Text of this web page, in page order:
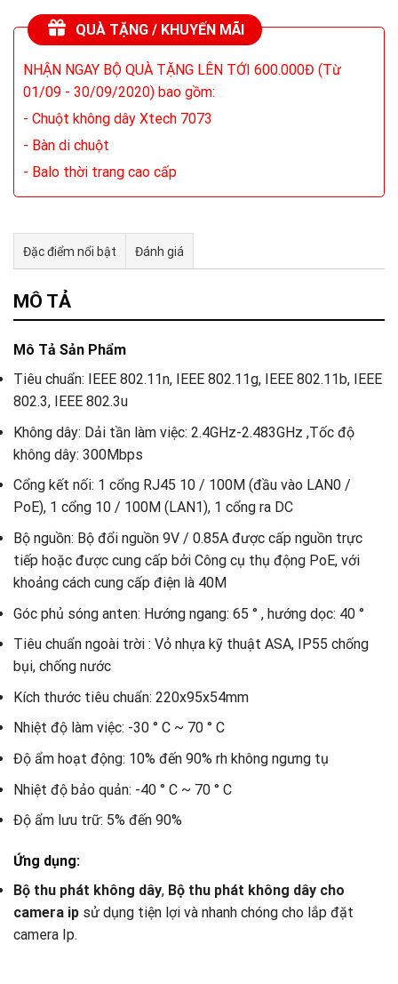
QUÀ TẶNG / KHUYẾN MÃI
NHẬN NGAY BỘ QUÀ TẶNG LÊN TỚI 600.000Đ (Từ
01/09 - 30/09/2020) bao gồm:
- Chuột không dây Xtech 7073
- Bàn di chuột
- Balo thời trang cao cấp
Đặc điểm nổi bật Đánh giá
Tư vấn & bán hàng qua Facebook
MÔ TẢ
Mô Tả Sản Phẩm
Tiêu chuẩn: IEEE 802.11n, IEEE 802.11g, IEEE 802.11b, IEEE
802.3, IEEE 802.3u
Không dây: Dải tần làm việc: 2.4GHz-2.483GHz ,Tốc độ
không dây: 300Mbps
Cổng kết nối: 1 cổng RJ45 10 / 100M (đầu vào LAN0 /
PoE), 1 cổng 10 / 100M (LAN1), 1 cổng ra DC
Bộ nguồn: Bộ đổi nguồn 9V / 0.85A được cấp nguồn trực
tiếp hoặc được cung cấp bởi Công cụ thụ động PoE, với
khoảng cách cung cấp điện là 40M
Góc phủ sóng anten: Hướng ngang: 65 ° , hướng dọc: 40 °
Tiêu chuẩn ngoài trời : Vỏ nhựa kỹ thuật ASA, IP55 chống
bụi, chống nước
Kích thước tiêu chuẩn: 220x95x54mm
Nhiệt độ làm việc: -30 ° C ~ 70 ° C
Độ ẩm hoạt động: 10% đến 90% rh không ngưng tụ
Nhiệt độ bảo quản: -40 ° C ~ 70 ° C
Độ ẩm lưu trữ: 5% đến 90%
Ứng dụng:
Bộ thu phát không dây, Bộ thu phát không dây cho
camera ip sử dụng tiện lợi và nhanh chóng cho lắp đặt
camera Ip.